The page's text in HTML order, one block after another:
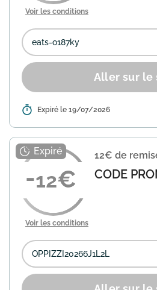
Voir les conditions
Aller sur le
Détails : Uber Eats vous
commande, dès
code "eats-o187ky"
pour bénéficier de
Expiré le 19/07/2026
12
12€ de
CODE
Voir les conditions